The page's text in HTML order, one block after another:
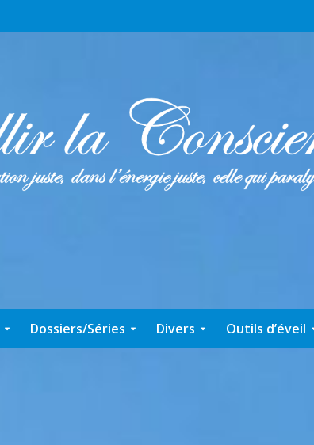
Dossiers/Séries Divers Outils d’éveil